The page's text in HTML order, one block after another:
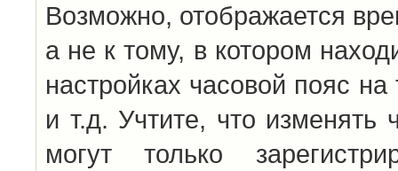
Возможно, отображается
а не к тому, в котором
настройках часовой пояс
и т.д. Учтите, что изменять
могут только